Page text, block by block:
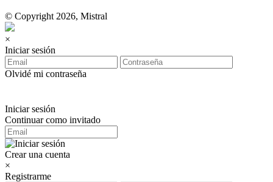
© Copyright 2026, Mistral
×
Iniciar sesión
Olvidé mi contraseña
Iniciar sesión
Continuar como invitado
Crear una cuenta
×
Registrarme